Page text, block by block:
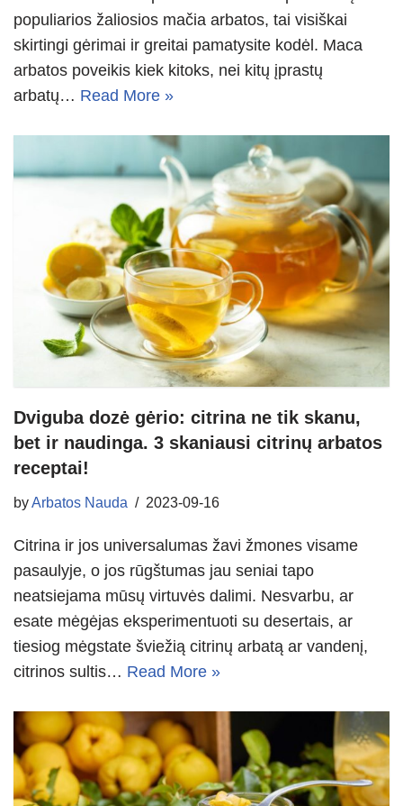
populiarios žaliosios mačia arbatos, tai visiškai
skirtingi gėrimai ir greitai pamatysite kodėl. Maca
arbatos poveikis kiek kitoks, nei kitų įprastų
arbatų… Read More »
Dviguba dozė gėrio: citrina ne tik skanu,
bet ir naudinga. 3 skaniausi citrinų arbatos
receptai!
byArbatos Nauda 2023-09-16
Citrina ir jos universalumas žavi žmones visame
pasaulyje, o jos rūgštumas jau seniai tapo
neatsiejama mūsų virtuvės dalimi. Nesvarbu, ar
esate mėgėjas eksperimentuoti su desertais, ar
tiesiog mėgstate šviežią citrinų arbatą ar vandenį,
citrinos sultis… Read More »